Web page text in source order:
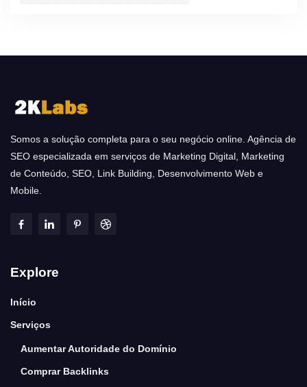
Somos a solução completa para o seu negócio online. Agência de
SEO especializada em serviços de Marketing Digital, Marketing
de Conteúdo, SEO, Link Building, Desenvolvimento Web e
Mobile.
Explore
Início
Serviços
Aumentar Autoridade do Domínio
Comprar Backlinks